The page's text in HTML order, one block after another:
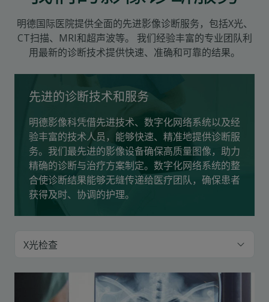
明德国际医院提供全面的先进影像诊断服务，包括X光、
CT扫描、MRI和超声波等。 我们经验丰富的专业团队利
用最新的诊断技术提供快速、准确和可靠的结果。
先进的诊断技术和服务
明德影像科凭借先进技术、数字化网络系统以及经
验丰富的技术人员，能够快速、精准地提供诊断服
务。我们最先进的影像设备确保高质量图像，助力
精确的诊断与治疗方案制定。数字化网络系统的整
合使诊断结果能够无缝传递给医疗团队，确保患者
获得及时、协调的护理。